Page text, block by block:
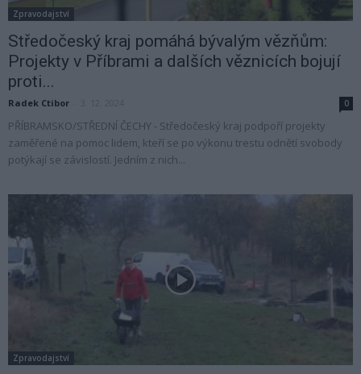
Zpravodajství
Středočeský kraj pomáhá bývalým vězňům:
Projekty v Příbrami a dalších věznicích bojují
proti...
Radek Ctibor 0
PŘÍBRAMSKO/STŘEDNÍ ČECHY - Středočeský kraj podpoří projekty
zaměřené na pomoc lidem, kteří se po výkonu trestu odnětí svobody
potýkají se závislostí. Jedním z nich...
Zpravodajství